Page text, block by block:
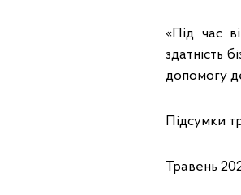
«Під час
здатність
допомогу
Підсумки
Травень